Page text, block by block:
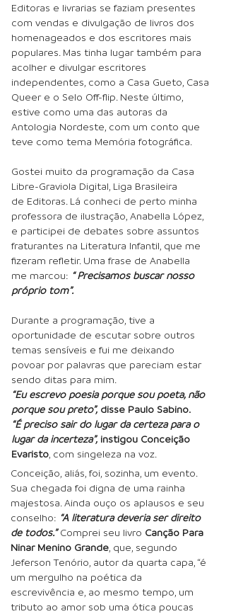
Editoras e livrarias se faziam presentes
com vendas e divulgação de livros dos
homenageados e dos escritores mais
populares. Mas tinha lugar também para
acolher e divulgar escritores
independentes, como a Casa Gueto, Casa
Queer e o Selo Off-flip. Neste último,
estive como uma das autoras da
Antologia Nordeste, com um conto que
teve como tema Memória fotográfica.
Gostei muito da programação da Casa
Libre-Graviola Digital, Liga Brasileira
de Editoras. Lá conheci de perto minha
professora de ilustração, Anabella López,
e participei de debates sobre assuntos
fraturantes na Literatura Infantil, que me
fizeram refletir. Uma frase de Anabella
me marcou: “ Precisamos buscar nosso
próprio tom”.
Durante a programação, tive a
oportunidade de escutar sobre outros
temas sensíveis e fui me deixando
povoar por palavras que pareciam estar
sendo ditas para mim.
“Eu escrevo poesia porque sou poeta, não
porque sou preto”, disse Paulo Sabino.
“É preciso sair do lugar da certeza para o
lugar da incerteza”, instigou Conceição
Evaristo , com singeleza na voz.
Conceição, aliás, foi, sozinha, um evento.
Sua chegada foi digna de uma rainha
majestosa. Ainda ouço os aplausos e seu
conselho: “A literatura deveria ser direito
de todos.”Comprei seu livro Canção Para
Ninar Menino Grande , que, segundo
Jeferson Tenório, autor da quarta capa, “é
um mergulho na poética da
escrevivência e, ao mesmo tempo, um
tributo ao amor sob uma ótica poucas